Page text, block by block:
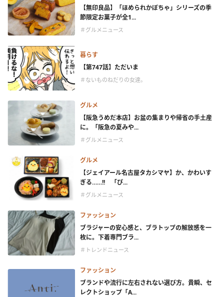
【無印良品】「ほめられかぼちゃ」シリーズの季
節限定お菓子が全1...
＃グルメニュース
暮らす
【第747話】ただいま
＃ないものねだりの女達。
グルメ
【阪急うめだ本店】お盆の集まりや帰省の手土産
に。「阪急の夏みや...
＃グルメニュース
グルメ
【ジェイアール名古屋タカシマヤ】か、かわいす
ぎる……!! 「ぴ...
＃グルメニュース
ファッション
ブラジャーの安心感と、ブラトップの解放感を一
枚に。下着専門ブラ...
＃トレンドニュース
ファッション
ブランドや流行に左右されない選び方。貴瞬、セ
レクトショップ「A...